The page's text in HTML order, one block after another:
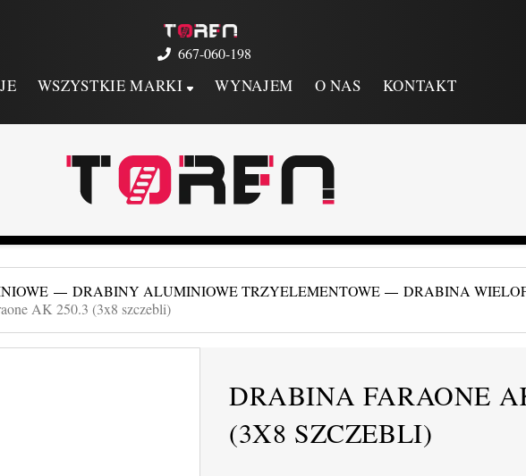
667-060-198
WSZYSTKIE MARKI WYNAJEM O NAS KONTAKT
DRABINY ALUMINIOWE TRZYELEMENTOWE
DRABINA
AK 250.3 (3x8 szczebli)
DRABINA FARAONE
(3X8 SZCZEBLI)